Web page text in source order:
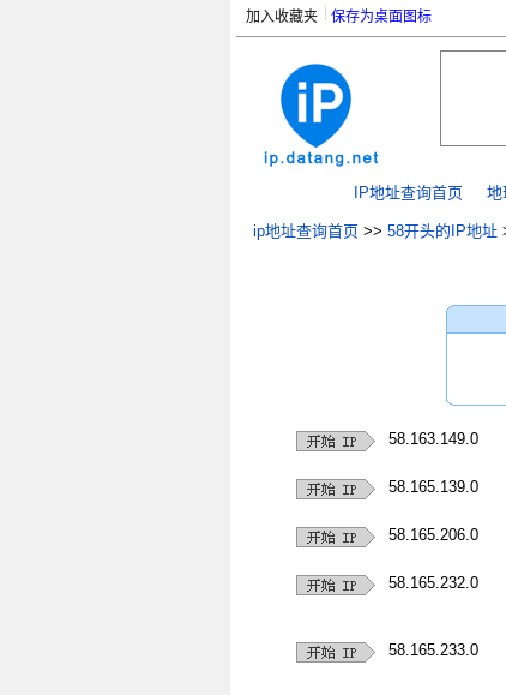
加入收藏夹 保存为桌面图标
IP地址查询首页 地
ip地址查询首页 >>58开头的IP地址
58.163.149.0
58.165.139.0
58.165.206.0
58.165.232.0
58.165.233.0